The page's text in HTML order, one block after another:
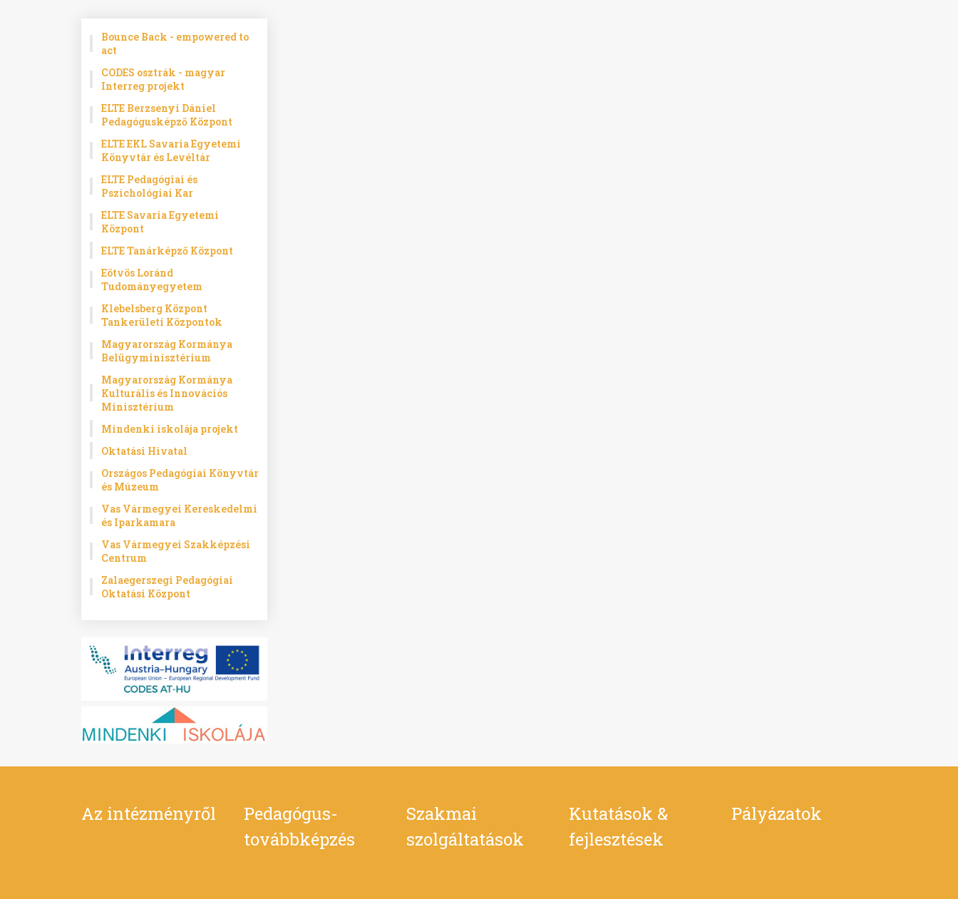
Bounce Back - empowered to
act
CODES osztrák - magyar
Interreg projekt
ELTE Berzsenyi Dániel
Pedagógusképző Központ
ELTE EKL Savaria Egyetemi
Könyvtár és Levéltár
ELTE Pedagógiai és
Pszichológiai Kar
ELTE Savaria Egyetemi
Központ
ELTE Tanárképző Központ
Eötvös Loránd
Tudományegyetem
Klebelsberg Központ
Tankerületi Központok
Magyarország Kormánya
Belügyminisztérium
Magyarország Kormánya
Kulturális és Innovációs
Minisztérium
Mindenki iskolája projekt
Oktatási Hivatal
Országos Pedagógiai Könyvtár
és Múzeum
Vas Vármegyei Kereskedelmi
és Iparkamara
Vas Vármegyei Szakképzési
Centrum
Zalaegerszegi Pedagógiai
Oktatási Központ
Az intézményről
Pedagógus-
továbbképzés
Szakmai
szolgáltatások
Kutatások &
fejlesztések
Pályázatok